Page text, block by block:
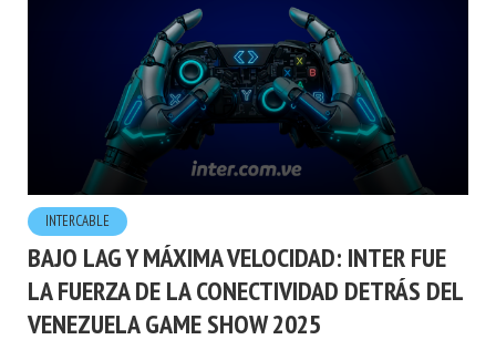
INTERCABLE
BAJO LAG Y MÁXIMA VELOCIDAD: INTER FUE
LA FUERZA DE LA CONECTIVIDAD DETRÁS DEL
VENEZUELA GAME SHOW 2025